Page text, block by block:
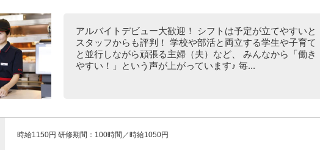
アルバイトデビュー大歓迎！ シフトは予定が立てやすいと
スタッフからも評判！ 学校や部活と両立する学生や子育て
と並行しながら頑張る主婦（夫）など、 みんなから「働き
やすい！」という声が上がっています♪ 毎...
時給1150円 研修期間：100時間／時給1050円